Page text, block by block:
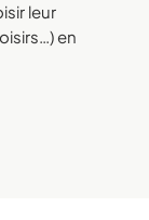
leur
en